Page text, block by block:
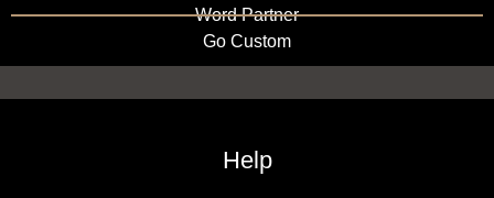
Word Partner
Go Custom
Help